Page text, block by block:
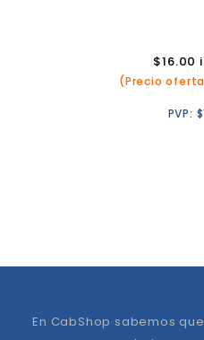
$16.00
(Precio
PVP: $
En CabShop sabemos